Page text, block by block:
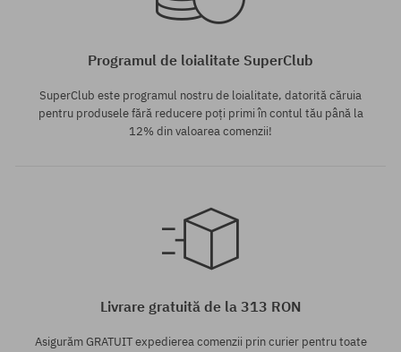
Mărimi existente:
Programul de loialitate SuperClub
SuperClub este programul nostru de loialitate, datorită căruia
pentru produsele fără reducere poți primi în contul tău până la
12% din valoarea comenzii!
Livrare gratuită de la 313 RON
Asigurăm GRATUIT expedierea comenzii prin curier pentru toate